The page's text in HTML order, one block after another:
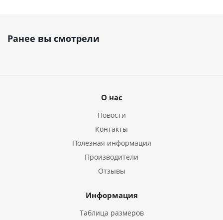
Ранее вы смотрели
О нас
Новости
Контакты
Полезная информация
Производители
Отзывы
Информация
Таблица размеров